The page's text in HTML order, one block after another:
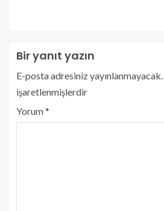
Bir yanıt yazın
E-posta adresiniz yayınlanmayacak.
işaretlenmişlerdir
Yorum*